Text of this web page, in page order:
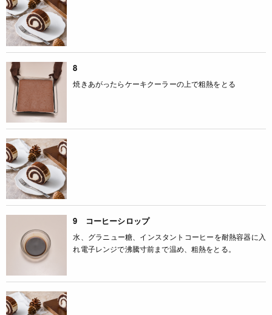
8
焼きあがったらケーキクーラーの上で粗熱をとる
9 コーヒーシロップ
水、グラニュー糖、インスタントコーヒーを耐熱容器に入
れ電子レンジで沸騰寸前まで温め、粗熱をとる。